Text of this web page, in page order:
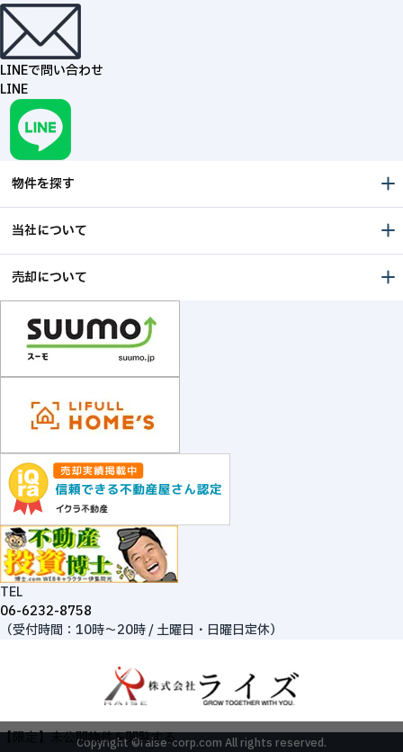
LINEで問い合わせ
LINE
物件を探す
当社について
売却について
TEL
06-6232-8758
（受付時間：10時～20時 / 土曜日・日曜日定休）
Copyright ©raise-corp.com All rights reserved.
【限定】未公開物件を閲覧する